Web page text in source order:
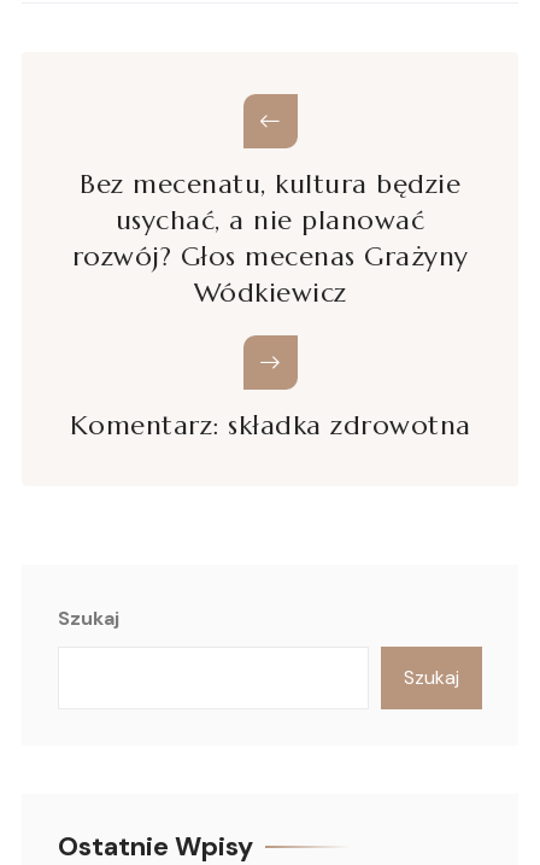
Bez mecenatu, kultura będzie
usychać, a nie planować
rozwój? Głos mecenas Grażyny
Wódkiewicz
Komentarz: składka zdrowotna
Szukaj
Szukaj
Ostatnie Wpisy